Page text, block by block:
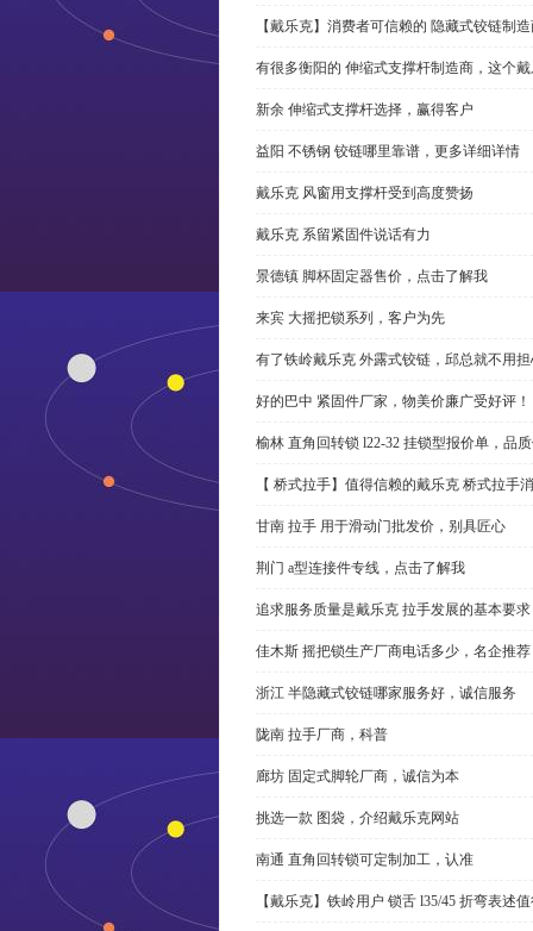
【戴乐克】消费者可信赖的 隐藏式铰链制
有很多衡阳的 伸缩式支撑杆制造商，这个
新余 伸缩式支撑杆选择，赢得客户
益阳 不锈钢 铰链哪里靠谱，更多详细详情
戴乐克 风窗用支撑杆受到高度赞扬
戴乐克 系留紧固件说话有力
景德镇 脚杯固定器售价，点击了解我
来宾 大摇把锁系列，客户为先
有了铁岭戴乐克 外露式铰链，邱总就不用
好的巴中 紧固件厂家，物美价廉广受好评！
榆林 直角回转锁 l22-32 挂锁型报价单，品
【 桥式拉手】值得信赖的戴乐克 桥式拉手
甘南 拉手 用于滑动门批发价，别具匠心
荆门 a型连接件专线，点击了解我
追求服务质量是戴乐克 拉手发展的基本要求
佳木斯 摇把锁生产厂商电话多少，名企推荐
浙江 半隐藏式铰链哪家服务好，诚信服务
陇南 拉手厂商，科普
廊坊 固定式脚轮厂商，诚信为本
挑选一款 图袋，介绍戴乐克网站
南通 直角回转锁可定制加工，认准
【戴乐克】铁岭用户 锁舌 l35/45 折弯表述